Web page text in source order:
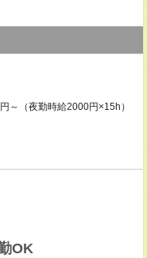
（夜勤時給2000円×15h）
OK